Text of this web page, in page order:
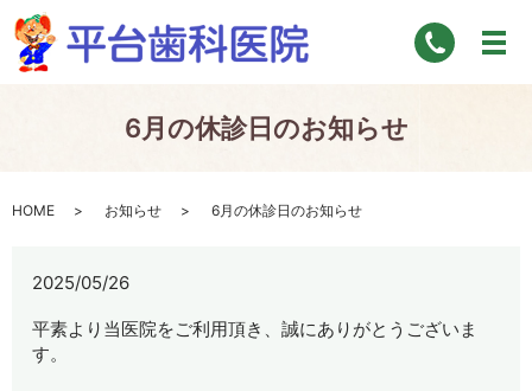
6月の休診日のお知らせ
HOME お知らせ 6月の休診日のお知らせ
2025/05/26
平素より当医院をご利用頂き、誠にありがとうございま
す。